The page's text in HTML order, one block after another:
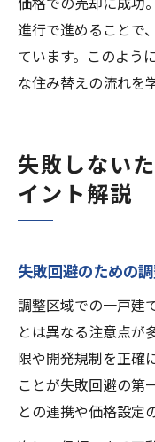
進行で進めることで
ています。このよう
な住み替えの流れを
失敗しない
イント解説
失敗回避のための
調整区域での一戸建
とは異なる注意点が
限や開発規制を正確
ことが失敗回避の第
との連携や価格設定